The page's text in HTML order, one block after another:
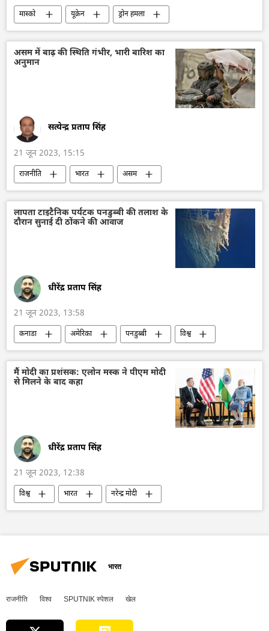
मास्को यूक्रेन
ड्रोन हमला
यूक्रेन संकट
विशेष सैन्य अभियान
नाटो
सामूहिक विनाश का हथियार
ड्रोन
कामिकेज़ ड्रोन
असम में बाढ़ की स्थिति गंभीर, भारी बारिश का
अनुमान
सत्येन्द्र प्रताप सिंह
21 जून 2023, 15:15
राजनीति भारत
असम
भारतीय मौसम विज्ञान विभाग
भूटान
मौसम
जलवायु परिवर्तन
वर्षा
प्राकृतिक विपदा
भूस्‍खलन
लापता टाइटैनिक पर्यटक पनडुब्बी की तलाश के
दौरान सुनाई दी ठोंकने की आवाज
धीरेंद्र प्रताप सिंह
21 जून 2023, 13:58
कनाडा अमेरिका पनडुब्बी
विश्व
दुर्घटना
यूनाइटेड किंगडम
टाइटेनिक का मलबा
टाइटेनिक
मैं मोदी का प्रशंसक: एलोन मस्क ने पीएम मोदी
से मिलने के बाद कहा
धीरेंद्र प्रताप सिंह
21 जून 2023, 12:38
विश्व भारत
नरेन्द्र मोदी
एलन मस्क
अमेरिका
विज्ञान एवं प्रौद्योगिकी
भारत
राजनीति विश्व SPUTNIK स्पेशल खेल